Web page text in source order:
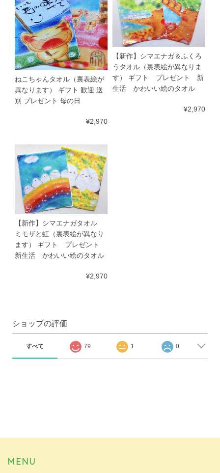
ねこちゃんタオル（裏表絵が
異なります） ギフト 歓迎 送
別 プレゼント 母の日
¥2,970
【新作】シマエナガ＆ふくろ
うタオル（裏表絵が異なりま
す） ギフト プレゼント 新
生活 かわいい絵のタオル
¥2,970
【新作】シマエナガタオル
ミモザと虹（裏表絵が異なり
ます） ギフト プレゼント
新生活 かわいい絵のタオル
¥2,970
ショップの評価
すべて 79 1 0
MENU